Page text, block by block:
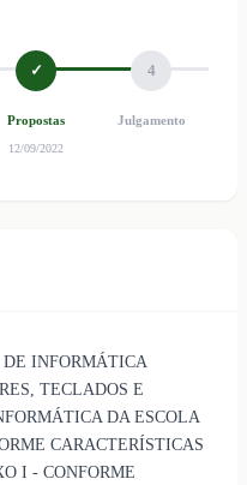
✓
Propostas
12/09/2022
4
Julgamento
INFORMÁTICA
TECLADOS E
DA ESCOLA
CARACTERÍSTICAS
I - CONFORME